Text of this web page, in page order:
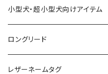
小型犬・超小型犬向けアイテム
ロングリード
オリジナル軽量ロングリード
レザーネームタグ